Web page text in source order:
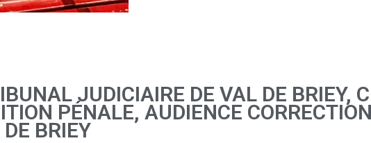
JUDICIAIRE DE VAL DE BRIEY,
PÉNALE, AUDIENCE
BRIEY